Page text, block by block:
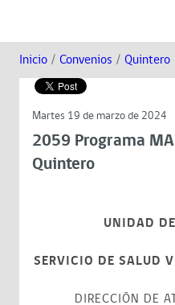
Inicio / Convenios / Quintero
Martes 19 de marzo de 2024
2059 Programa
Quintero
UNIDAD
SERVICIO DE SALUD
DIRECCIÓN DE